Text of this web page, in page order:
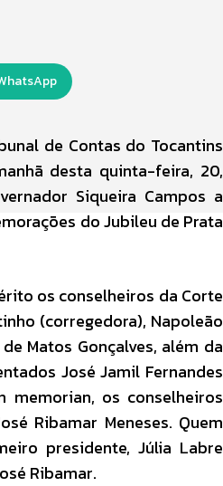
de Contas do Tocantins
desta quinta-feira, 20,
Siqueira Campos a
do Jubileu de Prata
os conselheiros da Corte
(corregedora), Napoleão
Matos Gonçalves, além da
José Jamil Fernandes
memorian, os conselheiros
Ribamar Meneses. Quem
presidente, Júlia Labre
Ribamar.